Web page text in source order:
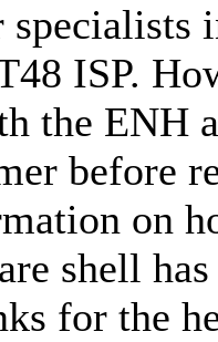
ISP.
the ENH
before
on
shell
for the